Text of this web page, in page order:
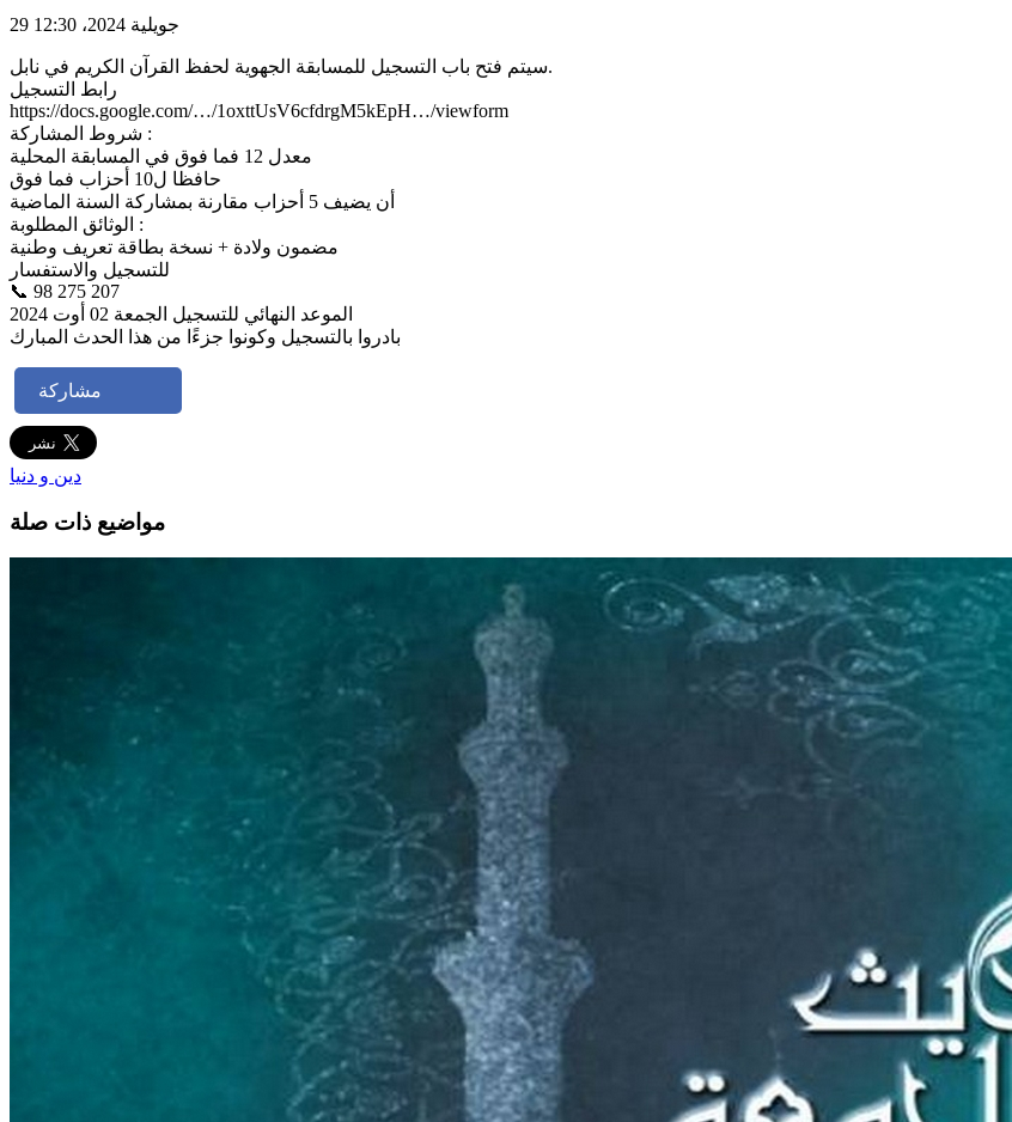
29 جويلية 2024، 12:30
سيتم فتح باب التسجيل للمسابقة الجهوية لحفظ القرآن الكريم في نابل.
رابط التسجيل
https://docs.google.com/…/1oxttUsV6cfdrgM5kEpH…/viewform
شروط المشاركة :
معدل 12 فما فوق في المسابقة المحلية
حافظا ل10 أحزاب فما فوق
أن يضيف 5 أحزاب مقارنة بمشاركة السنة الماضية
الوثائق المطلوبة :
مضمون ولادة + نسخة بطاقة تعريف وطنية
للتسجيل والاستفسار
📞 98 275 207
الموعد النهائي للتسجيل الجمعة 02 أوت 2024
بادروا بالتسجيل وكونوا جزءًا من هذا الحدث المبارك
مشاركة
دين و دنيا
مواضيع ذات صلة